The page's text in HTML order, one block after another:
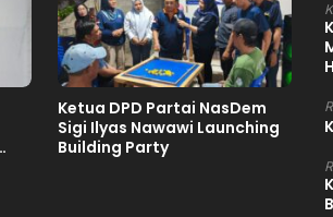
Ketua DPD Partai NasDem
Sigi Ilyas Nawawi Launching
Building Party